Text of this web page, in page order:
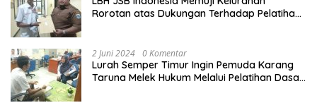
Rorotan atas Dukungan Terhadap Pelatihan
2 Juni 2024 0 Komentar
Lurah Semper Timur Ingin Pemuda Karang
Taruna Melek Hukum Melalui Pelatihan Dasar